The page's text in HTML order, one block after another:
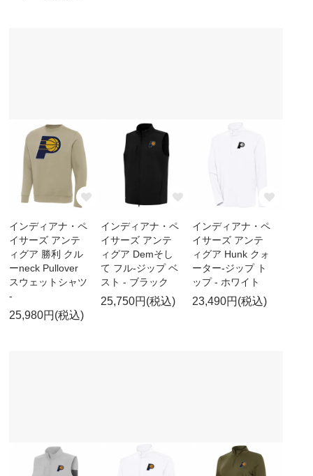
インディアナ・ペ
イサーズ アンテ
ィグア 勝利 クル
ーneck Pullover
スウェットシャツ
-
25,980円(税込)
インディアナ・ペ
イサーズ アンテ
ィグア Demそし
て フル-ジップ ベ
スト - ブラック
25,750円(税込)
インディアナ・ペ
イサーズ アンテ
ィグア Hunk クォ
ーター-ジップ ト
ップ - ホワイト
23,490円(税込)